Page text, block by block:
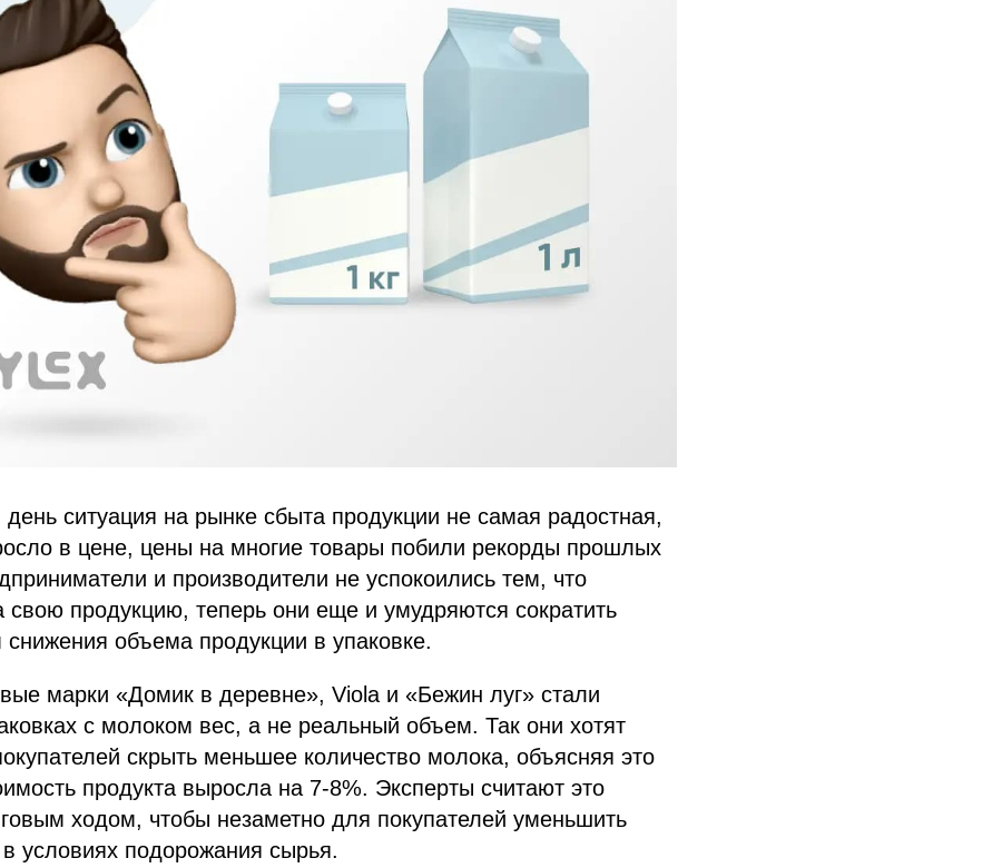
ситуация на рынке сбыта продукции не самая радостная,
в цене, цены на многие товары побили рекорды прошлых
и производители не успокоились тем, что
свою продукцию, теперь они еще и умудряются сократить
снижения объема продукции в упаковке.
марки «Домик в деревне», Viola и «Бежин луг» стали
с молоком вес, а не реальный объем. Так они хотят
скрыть меньшее количество молока, объясняя это
продукта выросла на 7-8%. Эксперты считают это
ходом, чтобы незаметно для покупателей уменьшить
условиях подорожания сырья.